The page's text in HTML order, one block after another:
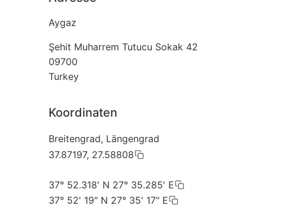
Aygaz
Şehit Muharrem Tutucu Sokak 42
09700
Turkey
Koordinaten
Breitengrad, Längengrad
37.87197, 27.58808
37° 52.318' N 27° 35.285' E
37° 52' 19" N 27° 35' 17" E